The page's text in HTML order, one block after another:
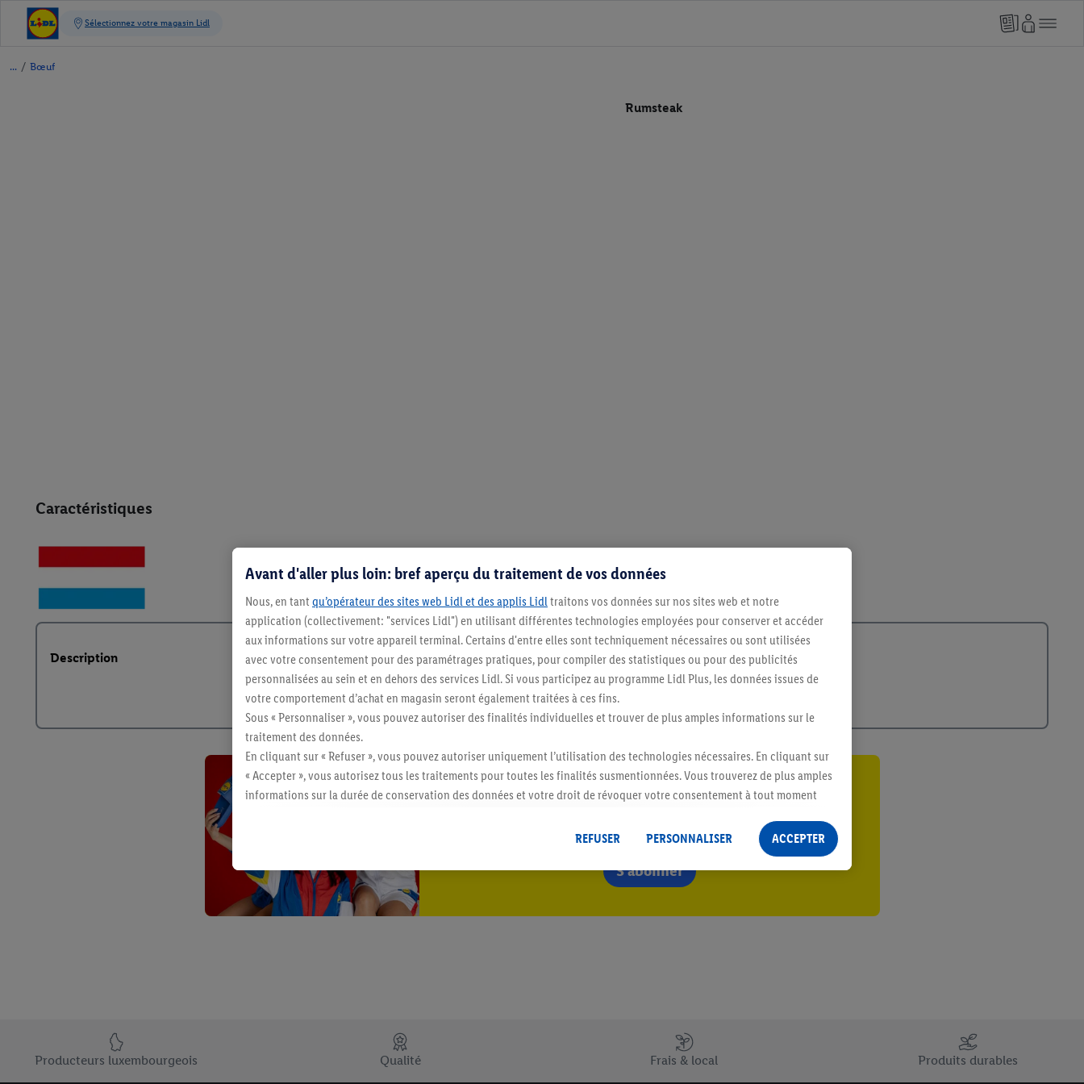
/ Bœuf
Rumsteak
Caractéristiques
Description
Restez au courant
S'abonner
Élément du pied de page avec les USPs de Lidl Luxembourg
Producteurs luxembourgeois
Qualité Frais & local Produits durables
Avant d'aller plus loin: bref aperçu du traitement de vos données
Nous, en tant qu’opérateur des sites web Lidl et des applis Lidltraitons vos données sur nos sites web et notre
application (collectivement: "services Lidl") en utilisant différentes technologies employées pour conserver et accéder
aux informations sur votre appareil terminal. Certains d'entre elles sont techniquement nécessaires ou sont utilisées
avec votre consentement pour des paramétrages pratiques, pour compiler des statistiques ou pour des publicités
personnalisées au sein et en dehors des services Lidl. Si vous participez au programme Lidl Plus, les données issues de
votre comportement d’achat en magasin seront également traitées à ces fins.
Sous « Personnaliser », vous pouvez autoriser des finalités individuelles et trouver de plus amples informations sur le
traitement des données.
En cliquant sur « Refuser », vous pouvez autoriser uniquement l’utilisation des technologies nécessaires. En cliquant sur
« Accepter », vous autorisez tous les traitements pour toutes les finalités susmentionnées. Vous trouverez de plus amples
informations sur la durée de conservation des données et votre droit de révoquer votre consentement à tout moment
REFUSER
PERSONNALISER ACCEPTER